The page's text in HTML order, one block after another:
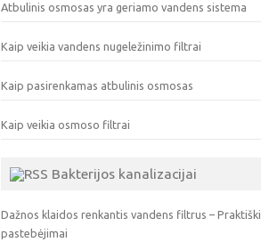
Atbulinis osmosas yra geriamo vandens sistema
Kaip veikia vandens nugeležinimo filtrai
Kaip pasirenkamas atbulinis osmosas
Kaip veikia osmoso filtrai
Bakterijos kanalizacijai
Dažnos klaidos renkantis vandens filtrus – Praktiški
pastebėjimai